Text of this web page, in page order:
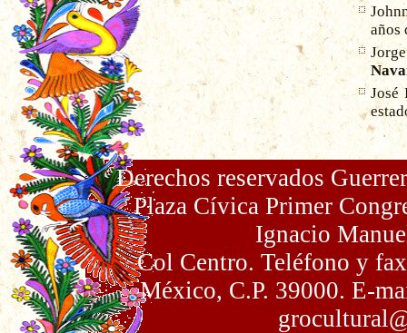
años
José
Derechos reservados
Plaza Cívica Primer
Ignacio
Col Centro. Teléfono y
México, C.P. 39000. E-